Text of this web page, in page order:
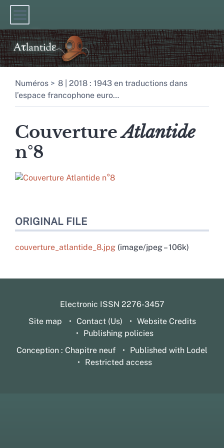
Numéros
8 | 2018 : 1943 en traductions dans
l’espace francophone euro…
CouvertureAtlantide
n°8
ORIGINAL FILE
couverture_atlantide_8.jpg (image/jpeg – 106k)
Electronic ISSN 2276-3457
Site map
Contact (Us)
Website Credits
Publishing policies
Conception : Chapitre neuf
Published with Lodel
Restricted access